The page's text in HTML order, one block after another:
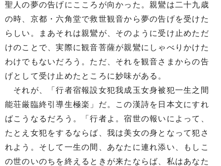
聖人の夢の告げにこころが向かった。親鸞は二十九歳
の時、京都・六角堂で救世観音から夢の告げを受けた
らしい。まあそれは親鸞が、そのように受け止めただ
けのことで、実際に観音菩薩が親鸞にしゃべりかけた
わけでもないだろう。ただ、それを観音さまからの告
げとして受け止めたところに妙味がある。
それが、「行者宿報設女犯我成玉女身被犯一生之間
能荘厳臨終引導生極楽」だ。この漢詩を日本文にすれ
ばこうなるだろう。「行者よ。宿世の報いによって、
たとえ女犯をするならば、我は美女の身となって犯さ
れよう。そして一生の間、あなたに連れ添い、もしこ
の世のいのちを終えるときが来たならば、私はあなた